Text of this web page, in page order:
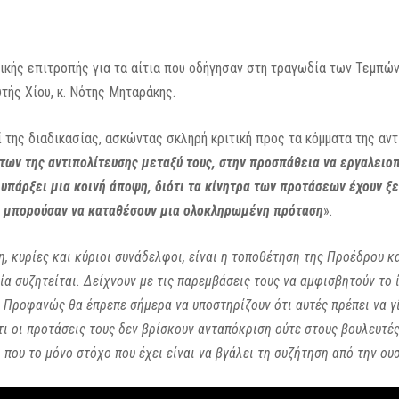
επιτροπής για τα αίτια που οδήγησαν στη τραγωδία των
Χίου, κ. Νότης Μηταράκης.
διαδικασίας, ασκώντας σκληρή κριτική προς τα κόμματα της
της αντιπολίτευσης μεταξύ τους, στην προσπάθεια να
μια κοινή άποψη, διότι τα κίνητρα των προτάσεων έχουν
μπορούσαν να καταθέσουν μια ολοκληρωμένη πρόταση».
και κύριοι συνάδελφοι, είναι η τοποθέτηση της Προέδρου
συζητείται. Δείχνουν με τις παρεμβάσεις τους να αμφισβητούν
θα έπρεπε σήμερα να υποστηρίζουν ότι αυτές πρέπει να
προτάσεις τους δεν βρίσκουν ανταπόκριση ούτε στους
το μόνο στόχο που έχει είναι να βγάλει τη συζήτηση από την